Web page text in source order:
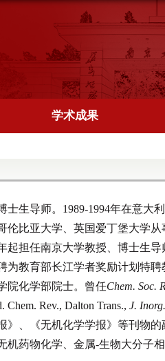
学术成果
士生导师。 1989-1994年在意大
伦比亚大学、英国爱丁堡大学
起担任南京大学教授、博士生导
为教育部长江学者奖励计划特聘
院化学部院士。曾任Chem. Soc.
Chem. Rev., Dalton Trans., J.
》、《无机化学学报》 等刊物的
机药物化学、金属-生物大分子